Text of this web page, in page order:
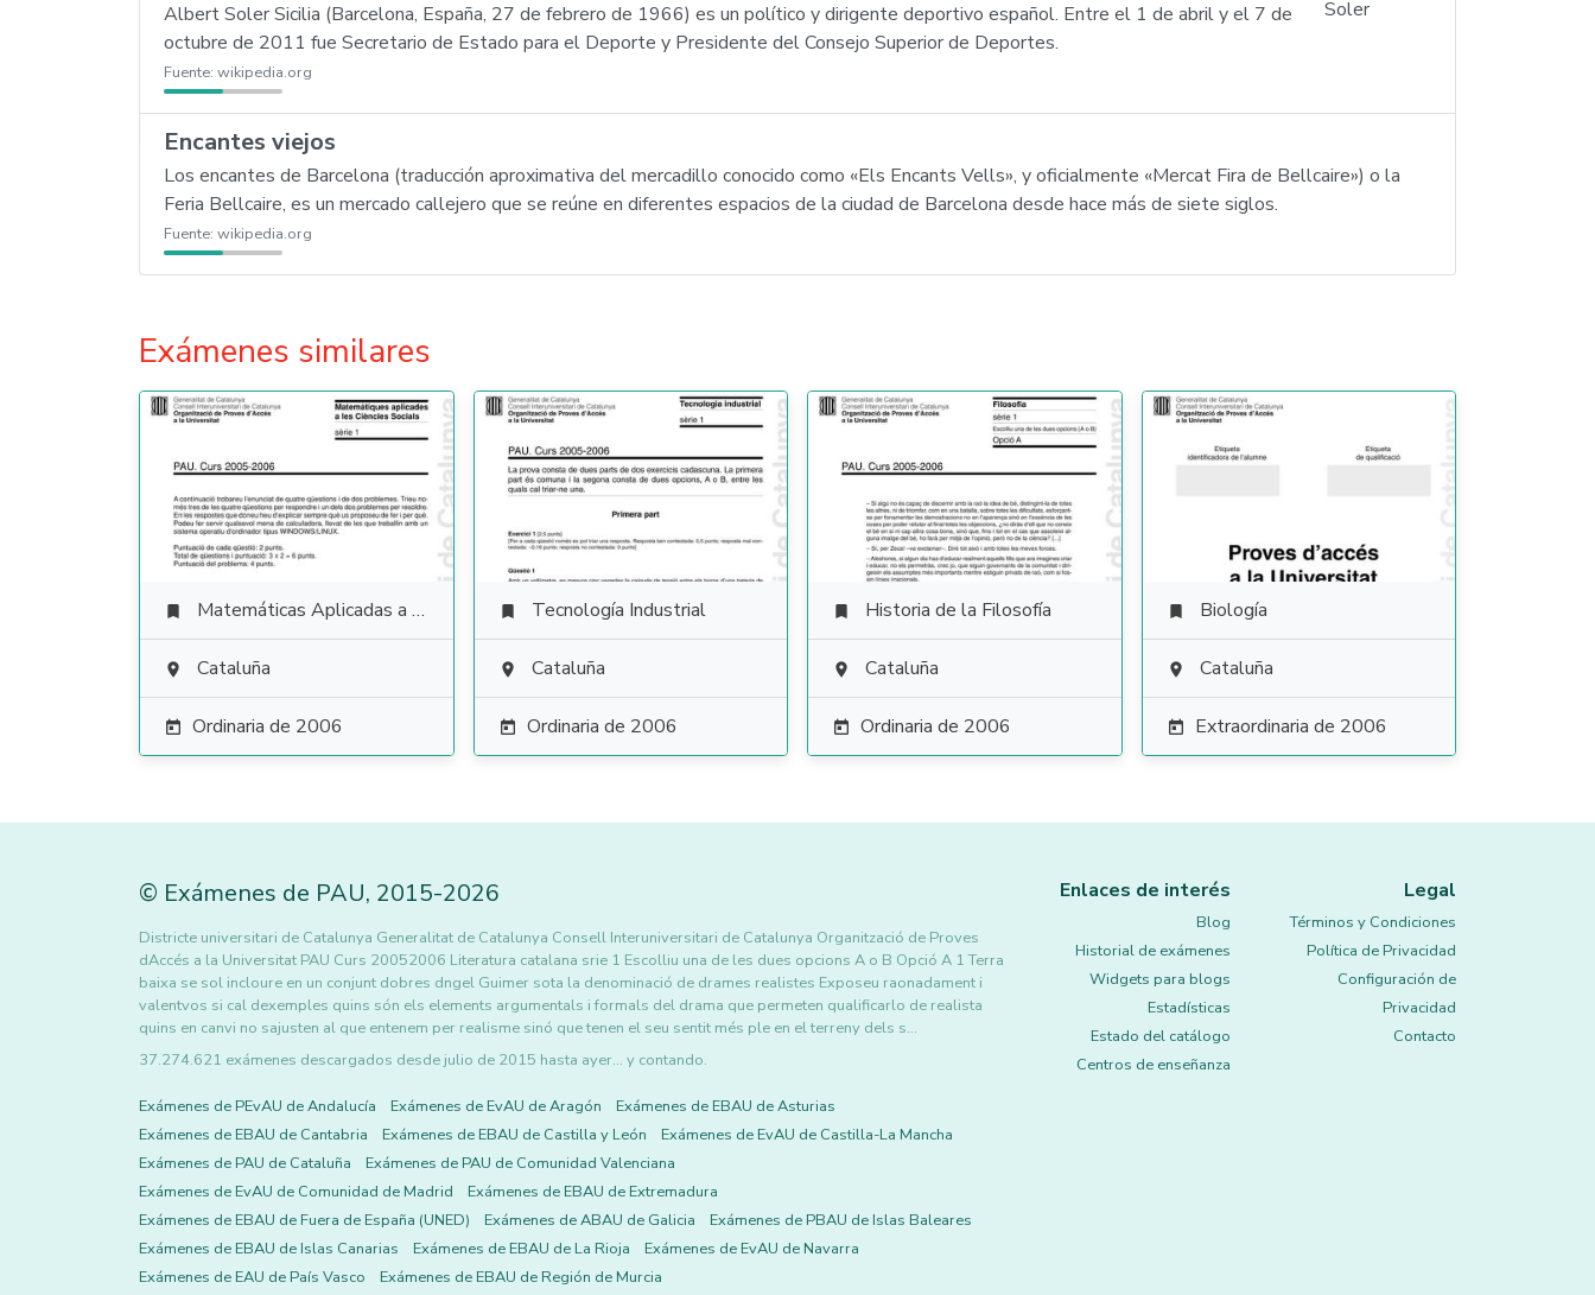
Albert Soler Sicilia (Barcelona, España, 27 de febrero de 1966) es un político y dirigente deportivo español. Entre el 1 de abril y el 7 de
octubre de 2011 fue Secretario de Estado para el Deporte y Presidente del Consejo Superior de Deportes.
Fuente: wikipedia.org
Encantes viejos
Los encantes de Barcelona (traducción aproximativa del mercadillo conocido como «Els Encants Vells», y oficialmente «Mercat Fira de Bellcaire») o la
Feria Bellcaire, es un mercado callejero que se reúne en diferentes espacios de la ciudad de Barcelona desde hace más de siete siglos.
Fuente: wikipedia.org
Exámenes similares
 Matemáticas Aplicadas a las Ciencias Sociales
 Cataluña
 Ordinaria de 2006
 Tecnología Industrial
 Cataluña
 Ordinaria de 2006
 Historia de la Filosofía
 Cataluña
 Ordinaria de 2006
 Biología
 Cataluña
 Extraordinaria de 2006
© Exámenes de PAU, 2015-2026
Districte universitari de Catalunya Generalitat de Catalunya Consell Interuniversitari de Catalunya Organització de Proves
dAccés a la Universitat PAU Curs 20052006 Literatura catalana srie 1 Escolliu una de les dues opcions A o B Opció A 1 Terra
baixa se sol incloure en un conjunt dobres dngel Guimer sota la denominació de drames realistes Exposeu raonadament i
valentvos si cal dexemples quins són els elements argumentals i formals del drama que permeten qualificarlo de realista
quins en canvi no sajusten al que entenem per realisme sinó que tenen el seu sentit més ple en el terreny dels s…
37.274.621 exámenes descargados desde julio de 2015 hasta ayer... y contando.
Exámenes de PEvAU de Andalucía Exámenes de EvAU de Aragón
Exámenes de EBAU de Asturias
Exámenes de EBAU de Cantabria
Exámenes de EBAU de Castilla y León
Exámenes de EvAU de Castilla-La Mancha
Exámenes de PAU de Cataluña
Exámenes de PAU de Comunidad Valenciana
Exámenes de EvAU de Comunidad de Madrid
Exámenes de EBAU de Extremadura
Exámenes de EBAU de Fuera de España (UNED)
Exámenes de ABAU de Galicia
Exámenes de PBAU de Islas Baleares
Exámenes de EBAU de Islas Canarias
Exámenes de EBAU de La Rioja
Exámenes de EvAU de Navarra
Exámenes de EAU de País Vasco
Exámenes de EBAU de Región de Murcia
Enlaces de interés
Blog
Historial de exámenes
Widgets para blogs
Estadísticas
Estado del catálogo
Centros de enseñanza
Legal
Términos y Condiciones
Política de Privacidad
Configuración de
Privacidad
Contacto